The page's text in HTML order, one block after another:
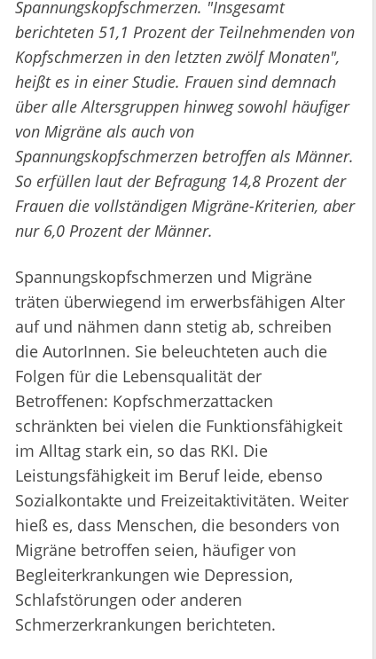
Spannungskopfschmerzen. "Insgesamt
berichteten 51,1 Prozent der Teilnehmenden von
Kopfschmerzen in den letzten zwölf Monaten",
heißt es in einer Studie. Frauen sind demnach
über alle Altersgruppen hinweg sowohl häufiger
von Migräne als auch von
Spannungskopfschmerzen betroffen als Männer.
So erfüllen laut der Befragung 14,8 Prozent der
Frauen die vollständigen Migräne-Kriterien, aber
nur 6,0 Prozent der Männer.
Spannungskopfschmerzen und Migräne
träten überwiegend im erwerbsfähigen Alter
auf und nähmen dann stetig ab, schreiben
die AutorInnen. Sie beleuchteten auch die
Folgen für die Lebensqualität der
Betroffenen: Kopfschmerzattacken
schränkten bei vielen die Funktionsfähigkeit
im Alltag stark ein, so das RKI. Die
Leistungsfähigkeit im Beruf leide, ebenso
Sozialkontakte und Freizeitaktivitäten. Weiter
hieß es, dass Menschen, die besonders von
Migräne betroffen seien, häufiger von
Begleiterkrankungen wie Depression,
Schlafstörungen oder anderen
Schmerzerkrankungen berichteten.